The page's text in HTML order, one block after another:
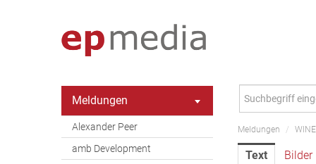
Meldungen
Alexander Peer
amb Development
Meldungen /
Text Bilder